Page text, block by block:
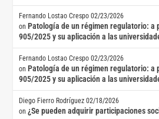
Fernando Lostao Crespo 02/23/2026
on Patología de un régimen regulatorio: a
905/2025 y su aplicación a las
Fernando Lostao Crespo 02/23/2026
on Patología de un régimen regulatorio: a
905/2025 y su aplicación a las
Diego Fierro Rodríguez 02/18/2026
on¿Se pueden adquirir participaciones